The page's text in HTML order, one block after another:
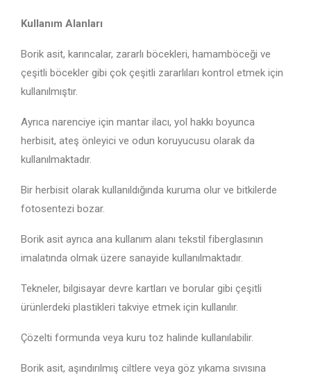
Kullanım Alanları
Borik asit, karıncalar, zararlı böcekleri, hamamböceği ve
çeşitli böcekler gibi çok çeşitli zararlıları kontrol etmek için
kullanılmıştır.
Ayrıca narenciye için mantar ilacı, yol hakkı boyunca
herbisit, ateş önleyici ve odun koruyucusu olarak da
kullanılmaktadır.
Bir herbisit olarak kullanıldığında kuruma olur ve bitkilerde
fotosentezi bozar.
Borik asit ayrıca ana kullanım alanı tekstil fiberglasının
imalatında olmak üzere sanayide kullanılmaktadır.
Tekneler, bilgisayar devre kartları ve borular gibi çeşitli
ürünlerdeki plastikleri takviye etmek için kullanılır.
Çözelti formunda veya kuru toz halinde kullanılabilir.
Borik asit, aşındırılmış ciltlere veya göz yıkama sıvısına